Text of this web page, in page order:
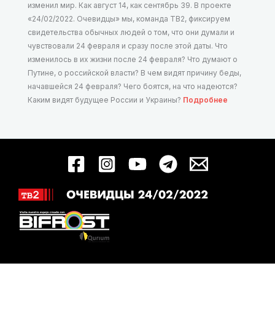
изменил мир. Как август 14, как сентябрь 39. В проекте
«24/02/2022. Очевидцы» мы, команда ТВ2, фиксируем
свидетельства обычных людей о том, что они думали и
чувствовали 24 февраля и сразу после этой даты. Что
изменилось в их жизни после 24 февраля? Что думают о
Путине, о российской власти? В чем видят причину беды,
начавшейся 24 февраля? Чего боятся, на что надеются?
Каким видят будущее России и Украины? Подробнее